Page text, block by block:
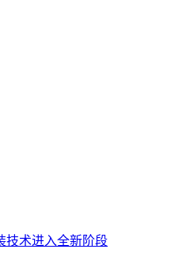
技术进入全新阶段